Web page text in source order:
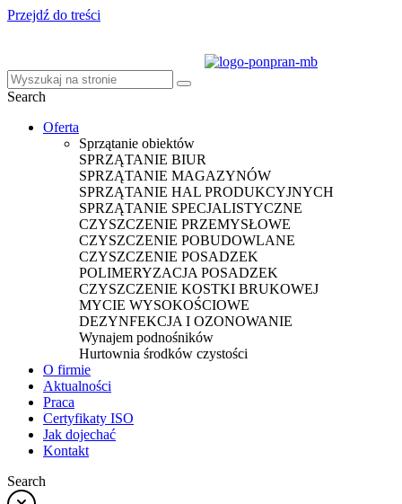
Przejdź do treści
Search
Oferta
Sprzątanie obiektów
SPRZĄTANIE BIUR
SPRZĄTANIE MAGAZYNÓW
SPRZĄTANIE HAL PRODUKCYJNYCH
SPRZĄTANIE SPECJALISTYCZNE
CZYSZCZENIE PRZEMYSŁOWE
CZYSZCZENIE POBUDOWLANE
CZYSZCZENIE POSADZEK
POLIMERYZACJA POSADZEK
CZYSZCZENIE KOSTKI BRUKOWEJ
MYCIE WYSOKOŚCIOWE
DEZYNFEKCJA I OZONOWANIE
Wynajem podnośników
Hurtownia środków czystości
O firmie
Aktualności
Praca
Certyfikaty ISO
Jak dojechać
Kontakt
Search